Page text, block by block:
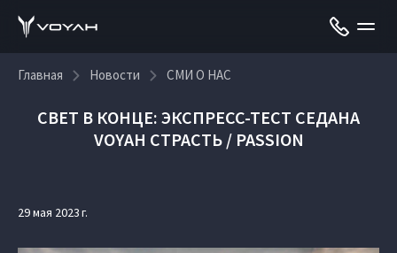
Главная Новости СМИ О НАС
СВЕТ В КОНЦЕ: ЭКСПРЕСС-ТЕСТ СЕДАНА
VOYAH СТРАСТЬ / PASSION
29 мая 2023 г.